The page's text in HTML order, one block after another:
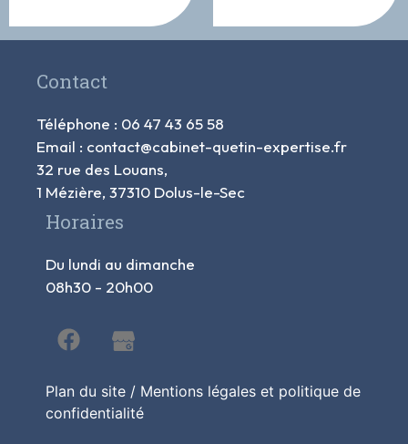
Contact
Téléphone : 06 47 43 65 58
Email : contact@cabinet-quetin-expertise.fr
32 rue des Louans,
1 Mézière, 37310 Dolus-le-Sec
Horaires
Du lundi au dimanche
08h30 - 20h00
Plan du site / Mentions légales et politique de
confidentialité